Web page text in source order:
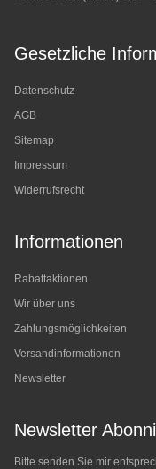
Gesetzliche
Datenschutz
AGB
Sitemap
Impressum
Widerrufsrecht
Informationen
Rabattaktionen
Wir über uns
Zahlungsmöglichkeiten
Versandinformationen
Newsletter
Newsletter
Bitte senden Sie mir